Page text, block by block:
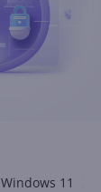
Windows 11